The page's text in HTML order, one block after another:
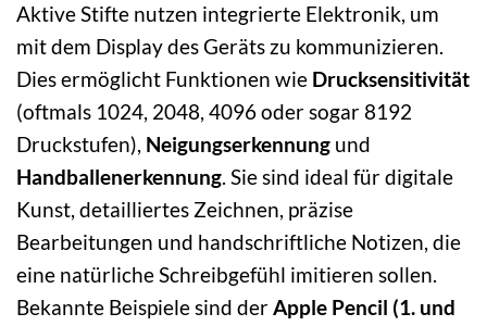
Aktive Stifte nutzen integrierte Elektronik, um
mit dem Display des Geräts zu kommunizieren.
Dies ermöglicht Funktionen wie Drucksensitivität
(oftmals 1024, 2048, 4096 oder sogar 8192
Druckstufen), Neigungserkennung und
Handballenerkennung. Sie sind ideal für digitale
Kunst, detailliertes Zeichnen, präzise
Bearbeitungen und handschriftliche Notizen, die
eine natürliche Schreibgefühl imitieren sollen.
Bekannte Beispiele sind derApple Pencil (1. und